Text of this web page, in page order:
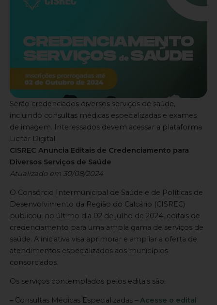
Serão credenciados diversos serviços de saúde,
incluindo consultas médicas especializadas e exames
de imagem. Interessados devem acessar a plataforma
Licitar Digital
CISREC Anuncia Editais de Credenciamento para
Diversos Serviços de Saúde
Atualizado em 30/08/2024
O Consórcio Intermunicipal de Saúde e de Políticas de
Desenvolvimento da Região do Calcário (CISREC)
publicou, no último dia 02 de julho de 2024, editais de
credenciamento para uma ampla gama de serviços de
saúde. A iniciativa visa aprimorar e ampliar a oferta de
atendimentos especializados aos municípios
consorciados.
Os serviços contemplados pelos editais são:
– Consultas Médicas Especializadas – Acesse o edital